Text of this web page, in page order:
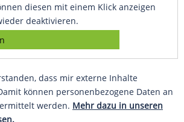
diesen mit einem Klick anzeigen
deaktivieren.
dass mir externe Inhalte
können personenbezogene Daten an
werden. Mehr dazu in unseren